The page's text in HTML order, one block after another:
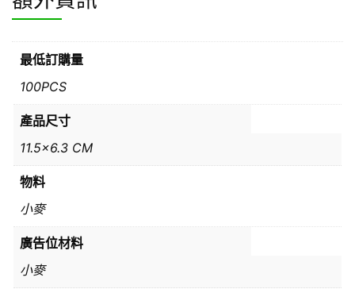
最低訂購量
100PCS
產品尺寸
11.5×6.3 CM
物料
小麥
廣告位材料
小麥